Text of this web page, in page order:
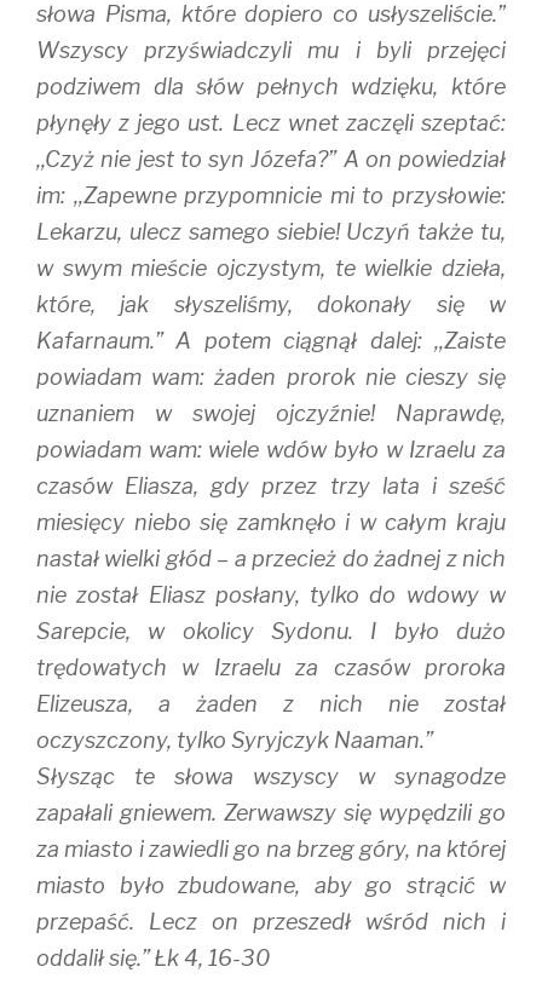
słowa Pisma, które dopiero co usłyszeliście.”
Wszyscy przyświadczyli mu i byli przejęci
podziwem dla słów pełnych wdzięku, które
płynęły z jego ust. Lecz wnet zaczęli szeptać:
,,Czyż nie jest to syn Józefa?” A on powiedział
im: ,,Zapewne przypomnicie mi to przysłowie:
Lekarzu, ulecz samego siebie! Uczyń także tu,
w swym mieście ojczystym, te wielkie dzieła,
które, jak słyszeliśmy, dokonały się w
Kafarnaum.” A potem ciągnął dalej: ,,Zaiste
powiadam wam: żaden prorok nie cieszy się
uznaniem w swojej ojczyźnie! Naprawdę,
powiadam wam: wiele wdów było w Izraelu za
czasów Eliasza, gdy przez trzy lata i sześć
miesięcy niebo się zamknęło i w całym kraju
nastał wielki głód – a przecież do żadnej z nich
nie został Eliasz posłany, tylko do wdowy w
Sarepcie, w okolicy Sydonu. I było dużo
trędowatych w Izraelu za czasów proroka
Elizeusza, a żaden z nich nie został
oczyszczony, tylko Syryjczyk Naaman.”
Słysząc te słowa wszyscy w synagodze
zapałali gniewem. Zerwawszy się wypędzili go
za miasto i zawiedli go na brzeg góry, na której
miasto było zbudowane, aby go strącić w
przepaść. Lecz on przeszedł wśród nich i
oddalił się.” Łk 4, 16-30